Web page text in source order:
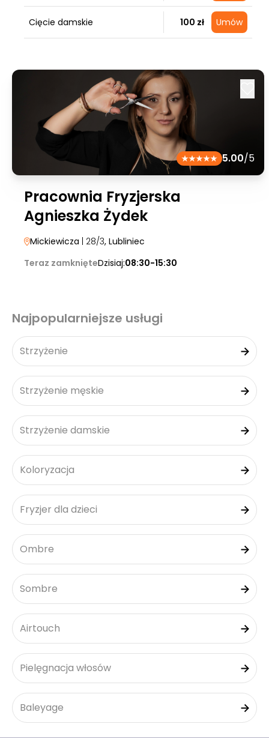
Cięcie damskie 100 zł Umów
5.00/5
Pracownia Fryzjerska
Agnieszka Żydek
Mickiewicza | 28/3, Lubliniec
Teraz zamknięteDzisiaj:08:30-15:30
Najpopularniejsze usługi
Strzyżenie
Strzyżenie męskie
Strzyżenie damskie
Koloryzacja
Fryzjer dla dzieci
Ombre
Sombre
Airtouch
Pielęgnacja włosów
Baleyage